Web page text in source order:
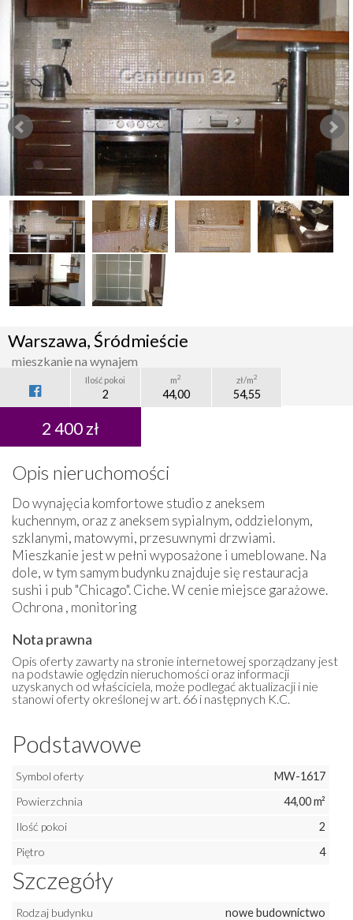
Warszawa, Śródmieście
mieszkanie na wynajem
Ilość pokoi
2
m2
44,00
zł/m2
54,55
2 400 zł
Opis nieruchomości
Do wynajęcia komfortowe studio z aneksem
kuchennym, oraz z aneksem sypialnym, oddzielonym,
szklanymi, matowymi, przesuwnymi drzwiami.
Mieszkanie jest w pełni wyposażone i umeblowane. Na
dole, w tym samym budynku znajduje się restauracja
sushi i pub "Chicago". Ciche. W cenie miejsce garażowe.
Ochrona , monitoring
Nota prawna
Opis oferty zawarty na stronie internetowej sporządzany jest
na podstawie oględzin nieruchomości oraz informacji
uzyskanych od właściciela, może podlegać aktualizacji i nie
stanowi oferty określonej w art. 66 i następnych K.C.
Podstawowe
Symbol oferty
MW-1617
Powierzchnia
44,00 m²
Ilość pokoi
2
Piętro
4
Szczegóły
Rodzaj budynku
nowe budownictwo